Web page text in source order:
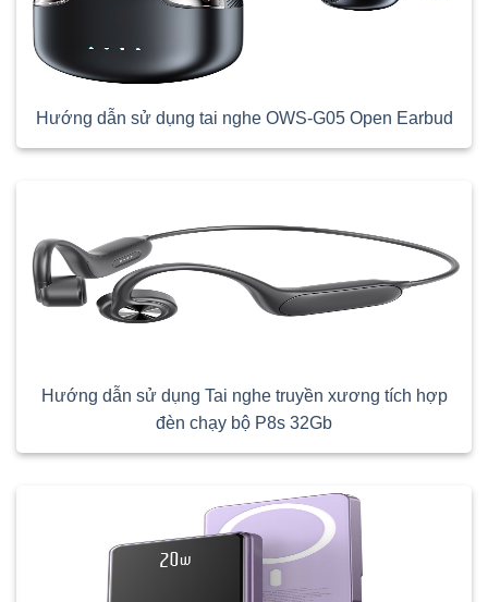
Hướng dẫn sử dụng tai nghe OWS-G05 Open Earbud
Hướng dẫn sử dụng Tai nghe truyền xương tích hợp
đèn chạy bộ P8s 32Gb